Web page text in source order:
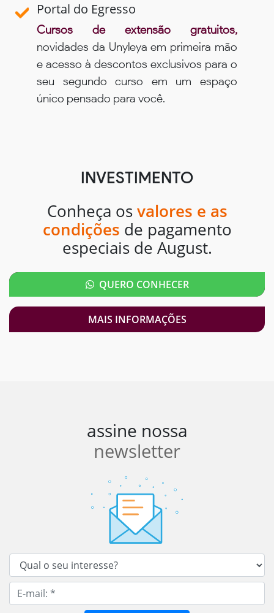
Portal do Egresso
Cursos de extensão gratuitos,
novidades da Unyleya em primeira mão
e acesso à descontos exclusivos para o
seu segundo curso em um espaço
único pensado para você.
INVESTIMENTO
Conheça os valores e as
condições de pagamento
especiais de August.
QUERO CONHECER
MAIS INFORMAÇÕES
assine nossa
newsletter